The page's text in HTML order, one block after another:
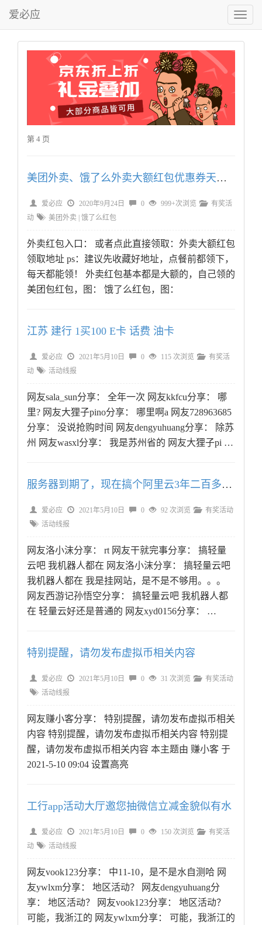
切
换
菜
爱必应
第 4 页
美团外卖、饿了么外卖大额红包优惠券天天领
爱必应 2020年9月24日 0 999+次浏览
有奖活
动
美团外卖 饿了么红包
外卖红包入口： 或者点此直接领取：外卖大额红包
领取地址 ps：建议先收藏好地址，点餐前都领下，
每天都能领！ 外卖红包基本都是大额的，自己领的
美团包红包，图： 饿了么红包，图：
江苏 建行 1买100 E卡 话费 油卡
爱必应 2021年5月10日 0 115 次浏览
有奖活
动
活动线报
网友sala_sun分享： 全年一次 网友kkfcu分享： 哪
里? 网友大狸子pino分享： 哪里啊a 网友728963685
分享： 没说抢购时间 网友dengyuhuang分享： 除苏
州 网友wasxl分享： 我是苏州省的 网友大狸子pi …
服务器到期了，现在搞个阿里云3年二百多的还是等618？
爱必应 2021年5月10日 0 92 次浏览
有奖活动
活动线报
网友洛小沫分享： rt 网友干就完事分享： 搞轻量
云吧 我机器人都在 网友洛小沫分享： 搞轻量云吧
我机器人都在 我是挂网站，是不是不够用。。。
网友西游记孙悟空分享： 搞轻量云吧 我机器人都
在 轻量云好还是普通的 网友xyd0156分享： …
特别提醒，请勿发布虚拟币相关内容
爱必应 2021年5月10日 0 31 次浏览
有奖活动
活动线报
网友赚小客分享： 特别提醒，请勿发布虚拟币相关
内容 特别提醒，请勿发布虚拟币相关内容 特别提
醒，请勿发布虚拟币相关内容 本主题由 赚小客 于
2021-5-10 09:04 设置高亮
工行app活动大厅邀您抽微信立减金貌似有水
爱必应 2021年5月10日 0 150 次浏览
有奖活
动
活动线报
网友vook123分享： 中11-10，是不是水自测哈 网
友ywlxm分享： 地区活动？ 网友dengyuhuang分
享： 地区活动？ 网友vook123分享： 地区活动？
可能，我浙江的 网友ywlxm分享： 可能，我浙江的